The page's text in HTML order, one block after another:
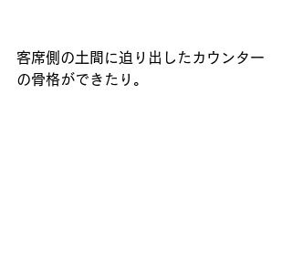
客席側の土間に迫り出したカウンター
の骨格ができたり。